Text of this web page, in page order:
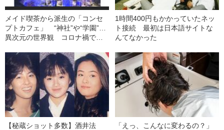
メイド喫茶から派生の「コンセ
プトカフェ」 “神社”や“学園”…
異次元の世界観 コロナ禍で倍
1時間400円もかかっていたネッ
ト接続 最初は日本語サイトな
んてなかった
【秘蔵ショット多数】酒井法
「えっ、こんなに変わるの？」